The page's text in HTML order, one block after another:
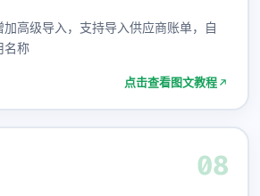
高级导入，支持导入供应商账单，自
名称
点击查看图文教程
08